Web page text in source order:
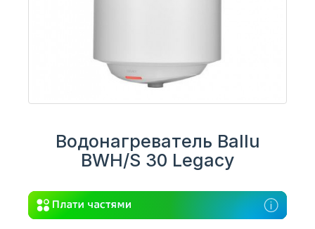
Водонагреватель Ballu
BWH/S 30 Legacy